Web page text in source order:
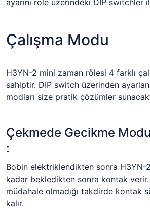
ayarını röle üzerindeki DIP switchler
Çalışma Modu
H3YN-2 mini zaman rölesi 4 farklı
sahiptir. DIP switch üzerinden
modları size pratik çözümler
Çekmede Gecikme
:
Bobin elektriklendikten sonra H3YN-2
kadar bekledikten sonra kontak
müdahale olmadığı takdirde kontak
kalır.